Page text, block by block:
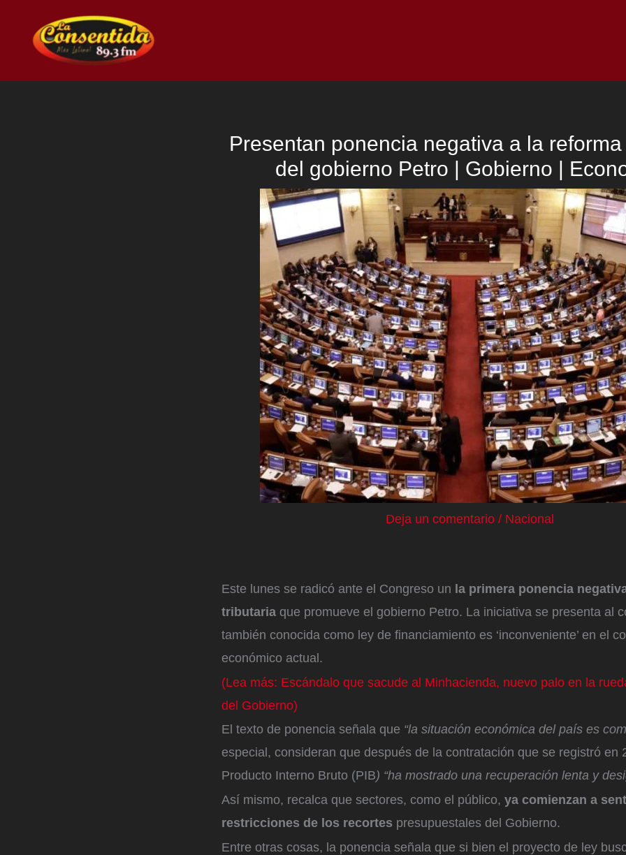
contenido
Presentan ponencia negativa a la
del gobierno Petro | Gobierno |
Deja un comentario / Nacional
Este lunes se radicó ante el Congreso un la primera ponencia
tributaria que promueve el gobierno Petro. La iniciativa se presenta al
también conocida como ley de financiamiento es ‘inconveniente’ en el
económico actual.
(Lea más: Escándalo que sacude al Minhacienda, nuevo palo en la
del Gobierno)
El texto de ponencia señala que “la situación económica del país es
especial, consideran que después de la contratación que se registró en
Producto Interno Bruto (PIB) “ha mostrado una recuperación lenta y
Así mismo, recalca que sectores, como el público, ya comienzan a
restricciones de los recortes presupuestales del Gobierno.
Entre otras cosas, la ponencia señala que si bien el proyecto de ley